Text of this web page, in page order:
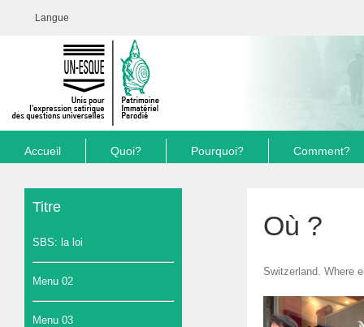
Langue
Accueil Quoi? Pourquoi? Comment?
Où ?
Switzerland. Where
Titre
SBS: la loi
Menu 02
Menu 03